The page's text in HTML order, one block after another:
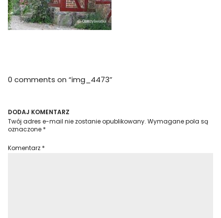
0 comments on “img_4473”
DODAJ KOMENTARZ
Twój adres e-mail nie zostanie opublikowany. Wymagane pola są
oznaczone *
Komentarz *